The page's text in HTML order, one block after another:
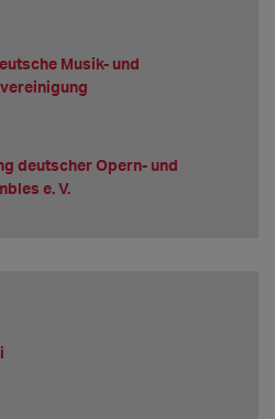
Musik- und
deutscher Opern- und
e. V.